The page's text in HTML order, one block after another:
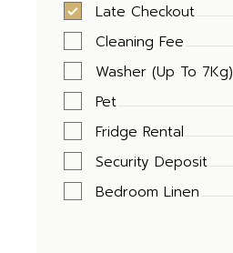
Late Checkout
Cleaning Fee
Washer (Up To 7Kg)
Pet
Fridge Rental
Security Deposit
Bedroom Linen